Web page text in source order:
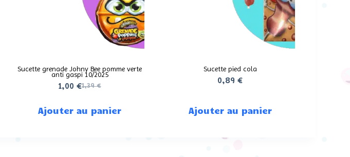
Sucette grenade Johny Bee pomme verte
anti gaspi 10/2025
1,39€
1,00 €
Ajouter au panier
Sucette pied cola
0,89€
Ajouter au panier